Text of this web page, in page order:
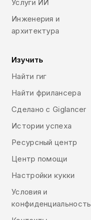
Услуги ИИ
Инженерия и
архитектура
Изучить
Найти гиг
Найти фрилансера
Сделано с Giglancer
Истории успеха
Ресурсный центр
Центр помощи
Настройки кукки
Условия и
конфиденциальность